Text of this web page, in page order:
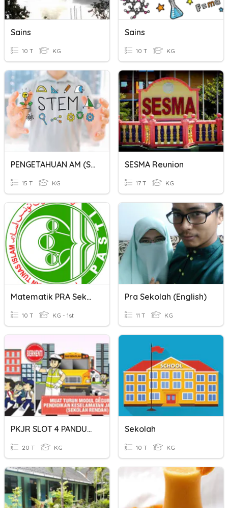
Sains
10 T KG
Sains
10 T KG
PENGETAHUAN AM (STEM)
15 T KG
SESMA Reunion
17 T KG
Matematik PRA Sekolah
10 T KG - 1st
Pra Sekolah (English)
11 T KG
PKJR SLOT 4 PANDUAN PENGGUNAAN MODUL PKJR SEKOLAH MENENGAH
20 T KG
Sekolah
10 T KG